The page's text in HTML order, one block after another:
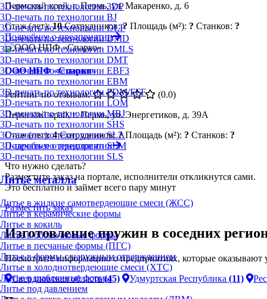
3D-печать по технологии 3DP
3D-печать по технологии BJ
3D-печать по технологии DLP
3D-печать по технологии DMD
3D-печать по технологии DMLS
3D-печать по технологии DMT
3D-печать по технологии EBF3
3D-печать по технологии EBM
3D-печать по технологии FDM/FFF
3D-печать по технологии LOM
3D-печать по технологии MBJ
3D-печать по технологии SHS
3D-печать по технологии SLA
3D-печать по технологии SLM
3D-печать по технологии SLS
Литьё металла
Литье в жидкие самотвердеющие смеси (ЖСС)
Литье в керамические формы
Литье в кокиль
Литье в оболочковые формы
Литье в песчаные формы (ПГС)
Литье в формы с наружным отверждением
Литье в холоднотвердеющие смеси (ХТС)
Литье в шаблонные формы
Литье под давлением
Пермский край, г. Пермь, ул. Макаренко, д. 6
Стаж (лет):10 Сотрудников:? Площадь (м²): ? Станков: ?
Подробнее о предприятии
ООО НПФ «Спарко»
Рейтинг по отзывам:
(0.0)
Пермский край, г. Пермь, ул. Энергетиков, д. 39А
Стаж (лет):4 Сотрудников:? Площадь (м²): ? Станков: ?
Подробнее о предприятии
Что нужно сделать?
Разместите заказ на портале, исполнители откликнутся сами.
Это бесплатно и займет всего пару минут
Разместить заказ
Изготовление пружин в соседних
Посмотрите информацию о предприятиях, которые оказывают
Свердловская область(45) Удмуртская Республика (11)